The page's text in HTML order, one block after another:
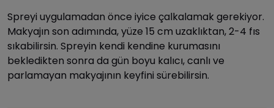
Spreyi uygulamadan önce iyice çalkalamak gerekiyor.
Makyajın son adımında, yüze 15 cm uzaklıktan, 2-4 fıs
sıkabilirsin. Spreyin kendi kendine kurumasını
bekledikten sonra da gün boyu kalıcı, canlı ve
parlamayan makyajının keyfini sürebilirsin.